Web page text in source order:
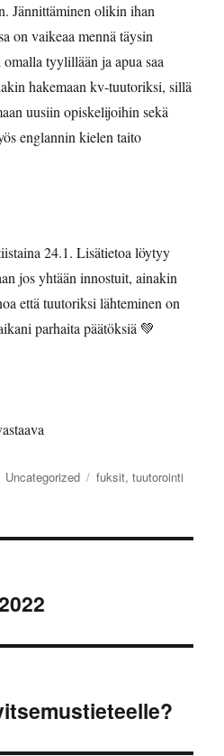
Jännittäminen olikin ihan
on vaikeaa mennä täysin
tyylillään ja apua saa
hakemaan kv-tuutoriksi, sillä
uusiin opiskelijoihin sekä
englannin kielen taito
24.1. Lisätietoa löytyy
jos yhtään innostuit, ainakin
että tuutoriksi lähteminen on
parhaita päätöksiä 💚
Categories
Uncategorized Tags
fuksit,tuutorointi